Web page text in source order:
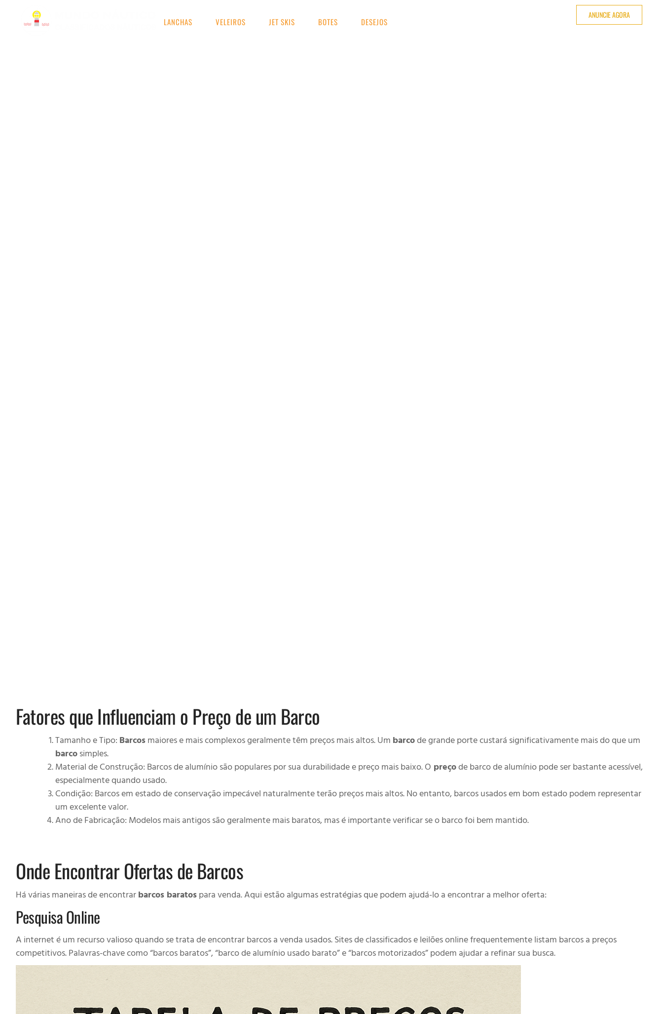
LANCHAS VELEIROS JET SKIS BOTES DESEJOS
ANUNCIE AGORA
Fatores que Influenciam o Preço de um Barco
Tamanho e Tipo:Barcosmaiores e mais complexos geralmente têm preços mais altos. Umbarcode grande porte custará significativamente mais do que um
barcosimples.
Material de Construção: Barcos de alumínio são populares por sua durabilidade e preço mais baixo. O preçode barco de alumínio pode ser bastante acessível,
especialmente quando usado.
Condição: Barcos em estado de conservação impecável naturalmente terão preços mais altos. No entanto, barcos usados em bom estado podem representar
um excelente valor.
Ano de Fabricação: Modelos mais antigos são geralmente mais baratos, mas é importante verificar se o barco foi bem mantido.
Onde Encontrar Ofertas de Barcos
Há várias maneiras de encontrarbarcos baratospara venda. Aqui estão algumas estratégias que podem ajudá-lo a encontrar a melhor oferta:
Pesquisa Online
A internet é um recurso valioso quando se trata de encontrar barcos a venda usados. Sites de classificados e leilões online frequentemente listam barcos a preços
competitivos. Palavras-chave como “barcos baratos”, “barco de alumínio usado barato” e “barcos motorizados” podem ajudar a refinar sua busca.